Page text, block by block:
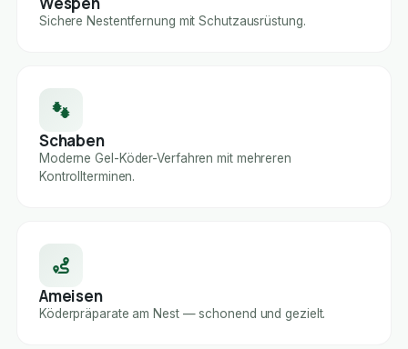
Sichere Nestentfernung mit Schutzausrüstung.
Schaben
Moderne Gel-Köder-Verfahren mit mehreren
Kontrollterminen.
Ameisen
Köderpräparate am Nest — schonend und gezielt.